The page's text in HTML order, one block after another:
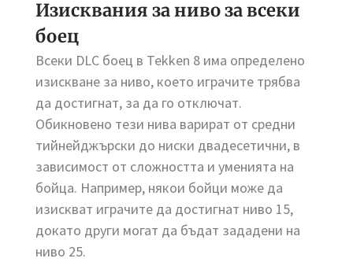
Изисквания за ниво за всеки
боец
Всеки DLC боец в Tekken 8 има определено
изискване за ниво, което играчите трябва
да достигнат, за да го отключат.
Обикновено тези нива варират от средни
тийнейджърски до ниски двадесетични, в
зависимост от сложността и уменията на
бойца. Например, някои бойци може да
изискват играчите да достигнат ниво 15,
докато други могат да бъдат зададени на
ниво 25.